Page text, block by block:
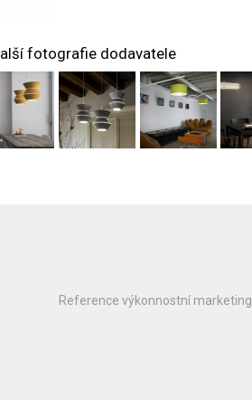
fotografie dodavatele
Reference výkonnostní marketing